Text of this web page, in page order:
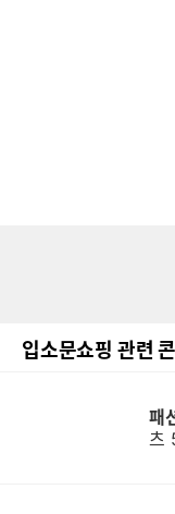
입소문쇼핑 관련
패
츠